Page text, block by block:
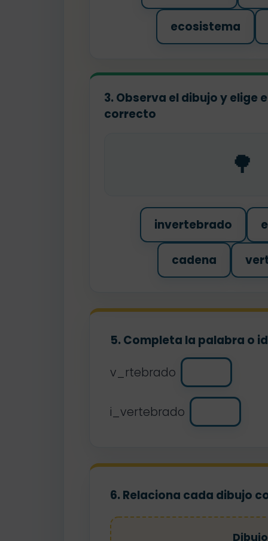
ecosistema
3. Observa el dibujo y elige
correcto
🌳
invertebrado
cadena
5. Completa la palabra o
v_rtebrado
i_vertebrado
6. Relaciona cada dibujo